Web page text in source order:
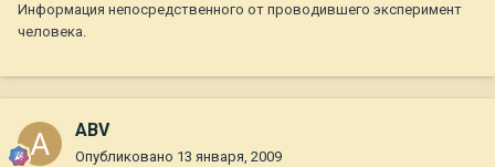
Информация непосредственного от проводившего эксперимент
человека.
ABV
Опубликовано 13 января, 2009